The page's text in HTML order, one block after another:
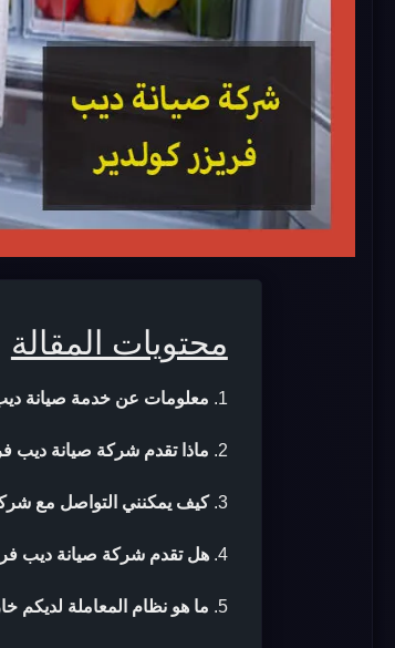
محتويات المقالة
معلومات عن خدمة صيانة
ماذا تقدم شركة صيانة ديب
كيف يمكنني التواصل مع
هل تقدم شركة صيانة ديب
ما هو نظام المعاملة لديكم